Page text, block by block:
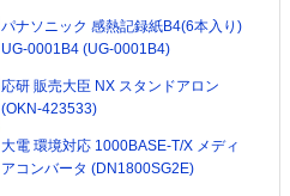
パナソニック 感熱記録紙B4(6本入り)
UG-0001B4 (UG-0001B4)
応研 販売大臣 NX スタンドアロン
(OKN-423533)
大電 環境対応 1000BASE-T/X メディ
アコンバータ (DN1800SG2E)